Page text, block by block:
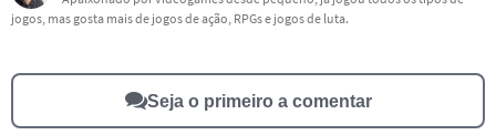
Este conteúdo não tem a informação que procuro
jogos, mas gosta mais de jogos de ação, RPGs e jogos de luta.
Seja o primeiro a comentar